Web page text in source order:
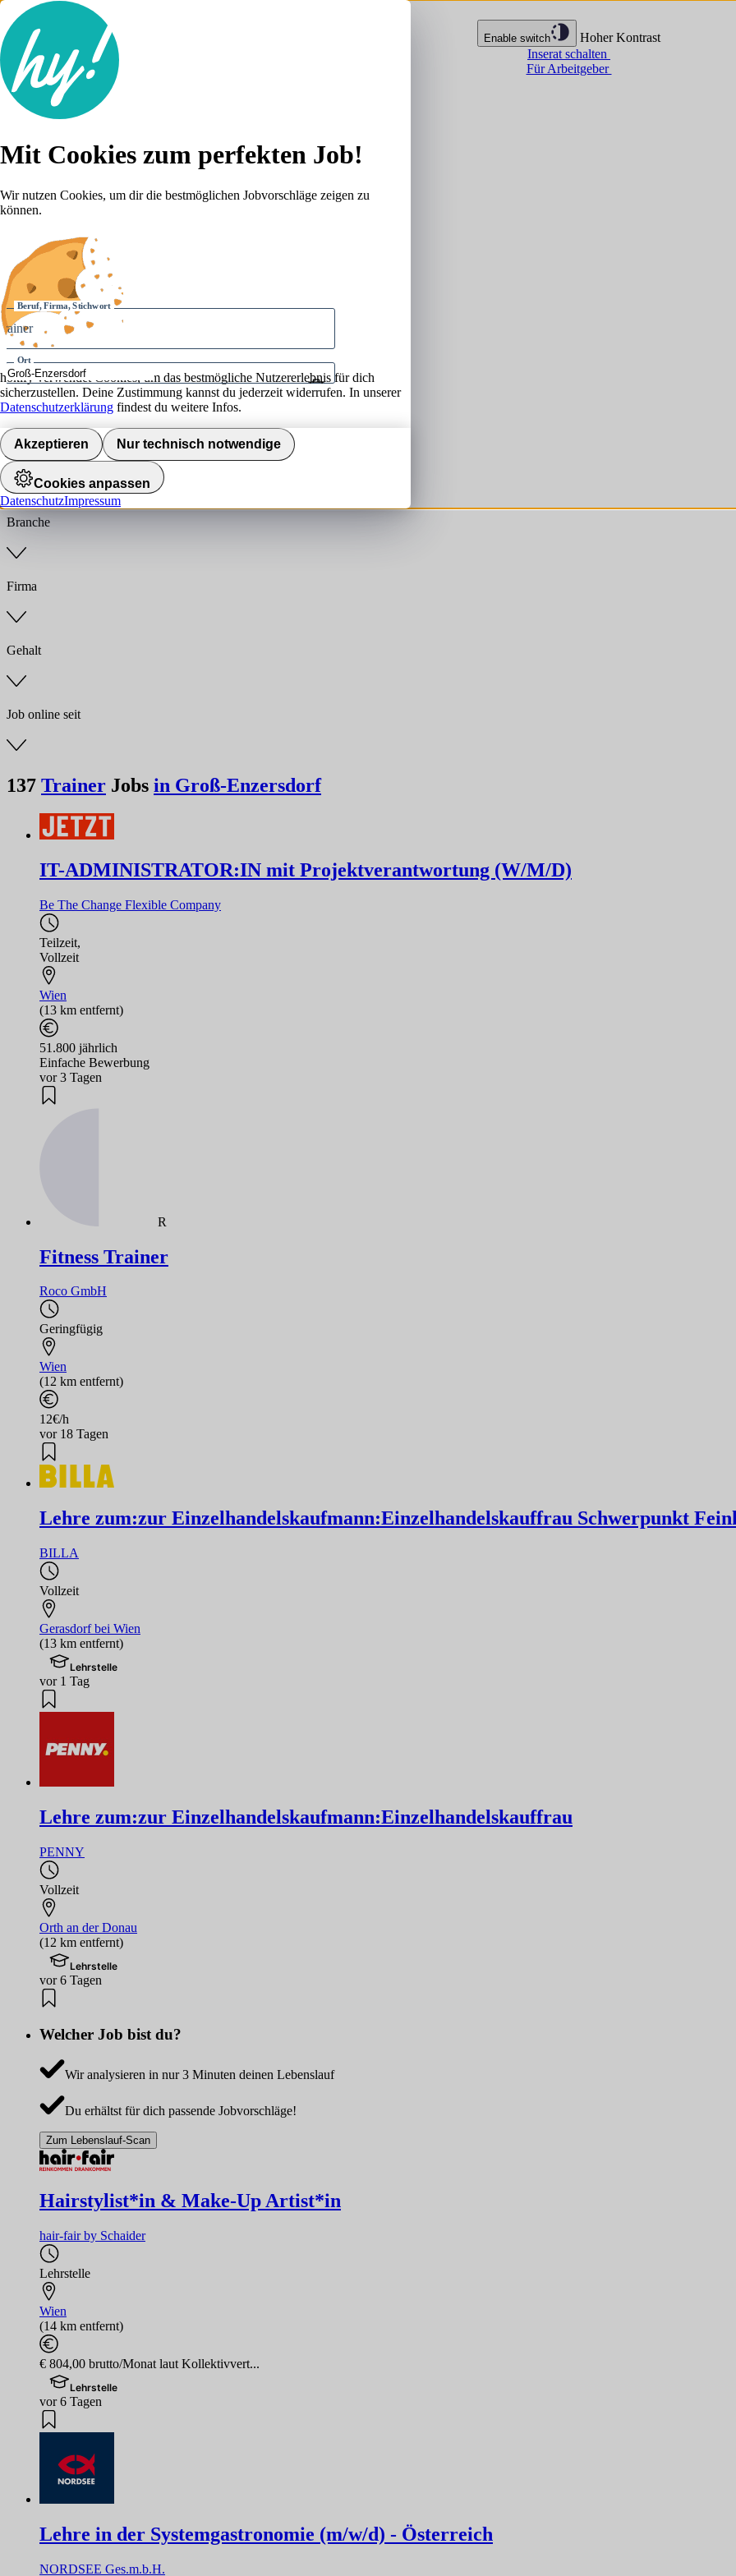
Enable switch
Hoher Kontrast
Inserat schalten
Für Arbeitgeber
Lebenslauf
Karriere-Tipps
Anmelden
Beruf, Firma, Stichwort
Ort
Umkreis
Jobs finden
Anstellungsart
Branche
Firma
Gehalt
Job online seit
137 Trainer Jobs in Groß-Enzersdorf
IT-ADMINISTRATOR:IN mit Projektverantwortung (W/M/D)
Be The Change Flexible Company
Teilzeit,
Vollzeit
Wien
(13 km entfernt)
51.800 jährlich
Einfache Bewerbung
vor 3 Tagen
R
Fitness Trainer
Roco GmbH
Geringfügig
Wien
(12 km entfernt)
12€/h
vor 18 Tagen
Lehre zum:zur Einzelhandelskaufmann:Einzelhandelskauffrau Schwerpunkt
BILLA
Vollzeit
Gerasdorf bei Wien
(13 km entfernt)
Lehrstelle
vor 1 Tag
Lehre zum:zur Einzelhandelskaufmann:Einzelhandelskauffrau
PENNY
Vollzeit
Orth an der Donau
(12 km entfernt)
Lehrstelle
vor 6 Tagen
Welcher Job bist du?
Wir analysieren in nur 3 Minuten deinen Lebenslauf
Du erhältst für dich passende Jobvorschläge!
Zum Lebenslauf-Scan
Hairstylist*in & Make-Up Artist*in
hair-fair by Schaider
Lehrstelle
Wien
(14 km entfernt)
€ 804,00 brutto/Monat laut Kollektivvert...
Lehrstelle
vor 6 Tagen
Lehre in der Systemgastronomie (m/w/d) - Österreich
NORDSEE Ges.m.b.H.
Mit Cookies zum perfekten Job!
Wir nutzen Cookies, um dir die bestmöglichen Jobvorschläge zeigen zu
können.
hokify verwendet Cookies, um das bestmögliche Nutzererlebnis für dich
sicherzustellen. Deine Zustimmung kannst du jederzeit widerrufen. In unserer
Datenschutzerklärung findest du weitere Infos.
Akzeptieren Nur technisch notwendige
Cookies anpassen
DatenschutzImpressum